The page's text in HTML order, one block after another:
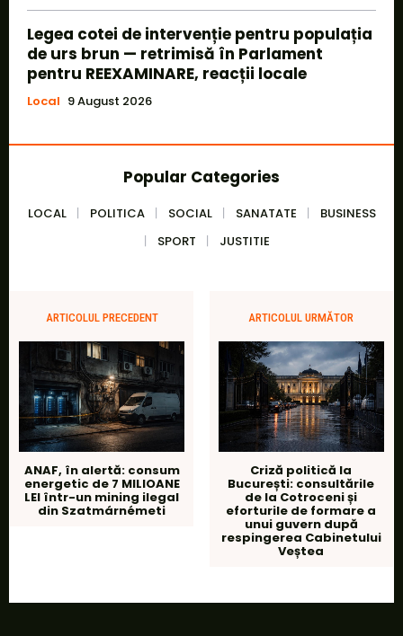
Legea cotei de intervenție pentru populația
de urs brun — retrimisă în Parlament
pentru REEXAMINARE, reacții locale
Local 9 August 2026
Popular Categories
LOCAL POLITICA SOCIAL SANATATE
BUSINESS
SPORT
JUSTITIE
ARTICOLUL PRECEDENT
ANAF, în alertă: consum
energetic de 7 MILIOANE
LEI într-un mining ilegal
din Szatmárnémeti
ARTICOLUL URMĂTOR
Criză politică la
București: consultările
de la Cotroceni și
eforturile de formare a
unui guvern după
respingerea Cabinetului
Veștea